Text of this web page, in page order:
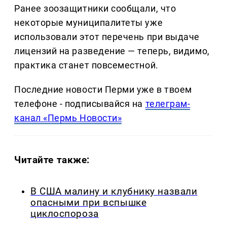
Ранее зоозащитники сообщали, что
некоторые муниципалитеты уже
использовали этот перечень при выдаче
лицензий на разведение — теперь, видимо,
практика станет повсеместной.
Последние новости Перми уже в твоем
телефоне - подписывайся на телеграм-
канал «Пермь Новости»
Читайте также:
В США малину и клубнику назвали
опасными при вспышке
циклоспороза